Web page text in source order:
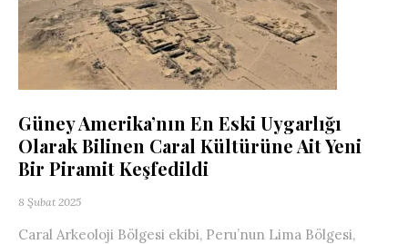
Güney Amerika’nın En Eski Uygarlığı
Olarak Bilinen Caral Kültürüne Ait Yeni
Bir Piramit Keşfedildi
8 Şubat 2025
Caral Arkeoloji Bölgesi ekibi, Peru’nun Lima Bölgesi,